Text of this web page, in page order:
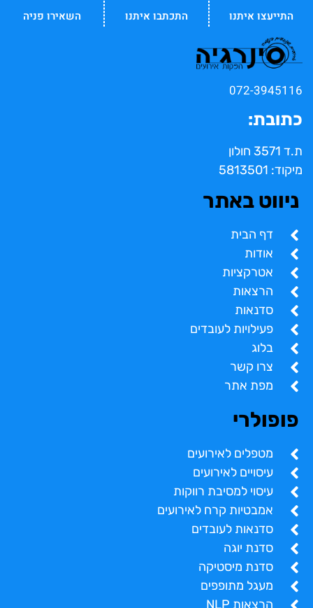
התייעצו איתנו התכתבו איתנו השאירו פניה
072-3945116
כתובת:
ת.ד 3571 חולון
מיקוד: 5813501
ניווט באתר
דף הבית
אודות
אטרקציות
הרצאות
סדנאות
פעילויות לעובדים
בלוג
צרו קשר
מפת אתר
פופולרי
מטפלים לאירועים
עיסויים לאירועים
עיסוי למסיבת רווקות
אמבטיות קרח לאירועים
סדנאות לעובדים
סדנת יוגה
סדנת מיסטיקה
מעגל מתופפים
הרצאות NLP